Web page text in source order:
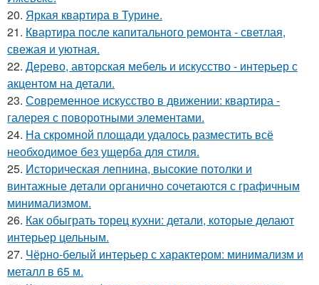
20. Яркая квартира в Турине.
21. Квартира после капитального ремонта - светлая,
свежая и уютная.
22. Дерево, авторская мебель и искусство - интерьер с
акцентом на детали.
23. Современное искусство в движении: квартира -
галерея с поворотными элементами.
24. На скромной площади удалось разместить всё
необходимое без ущерба для стиля.
25. Историческая лепнина, высокие потолки и
винтажные детали органично сочетаются с графичным
минимализмом.
26. Как обыграть торец кухни: детали, которые делают
интерьер цельным.
27. Чёрно-белый интерьер с характером: минимализм и
металл в 65 м.